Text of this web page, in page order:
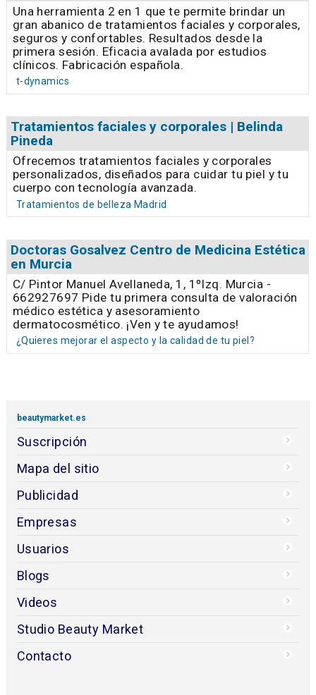
Una herramienta 2 en 1 que te permite brindar un
gran abanico de tratamientos faciales y corporales,
seguros y confortables. Resultados desde la
primera sesión. Eficacia avalada por estudios
clínicos. Fabricación española.
t-dynamics
Tratamientos faciales y corporales | Belinda
Pineda
Ofrecemos tratamientos faciales y corporales
personalizados, diseñados para cuidar tu piel y tu
cuerpo con tecnología avanzada.
Tratamientos de belleza Madrid
Doctoras Gosalvez Centro de Medicina Estética
en Murcia
C/ Pintor Manuel Avellaneda, 1, 1ºIzq. Murcia -
662927697 Pide tu primera consulta de valoración
médico estética y asesoramiento
dermatocosmético. ¡Ven y te ayudamos!
¿Quieres mejorar el aspecto y la calidad de tu piel?
beautymarket.es
Suscripción
Mapa del sitio
Publicidad
Empresas
Usuarios
Blogs
Videos
Studio Beauty Market
Contacto